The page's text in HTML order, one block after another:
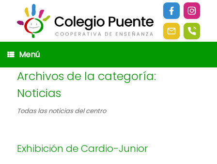
contenido
Menú
Archivos de la categoría:
Noticias
Todas las noticias del centro
Exhibición de Cardio-Junior